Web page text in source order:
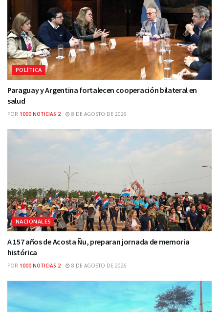
POLÍTICA
Paraguay y Argentina fortalecen cooperación bilateral en
salud
POR 1000 NOTICIAS 2 8 DE AGOSTO DE 2026
NACIONALES
A 157 años de Acosta Ñu, preparan jornada de memoria
histórica
POR 1000 NOTICIAS 2 8 DE AGOSTO DE 2026